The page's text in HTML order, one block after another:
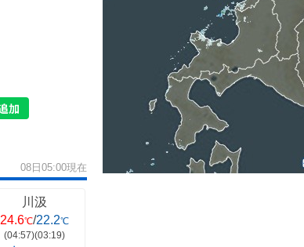
08日05:00現在
川汲
24.6℃/22.2℃
(04:57)(03:19)